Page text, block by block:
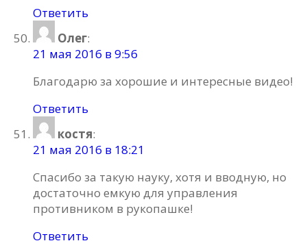
Ответить
Олег:
21 мая 2016 в 9:56
Благодарю за хорошие и интересные видео!
Ответить
костя:
21 мая 2016 в 18:21
Спасибо за такую науку, хотя и вводную, но
достаточно емкую для управления
противником в рукопашке!
Ответить